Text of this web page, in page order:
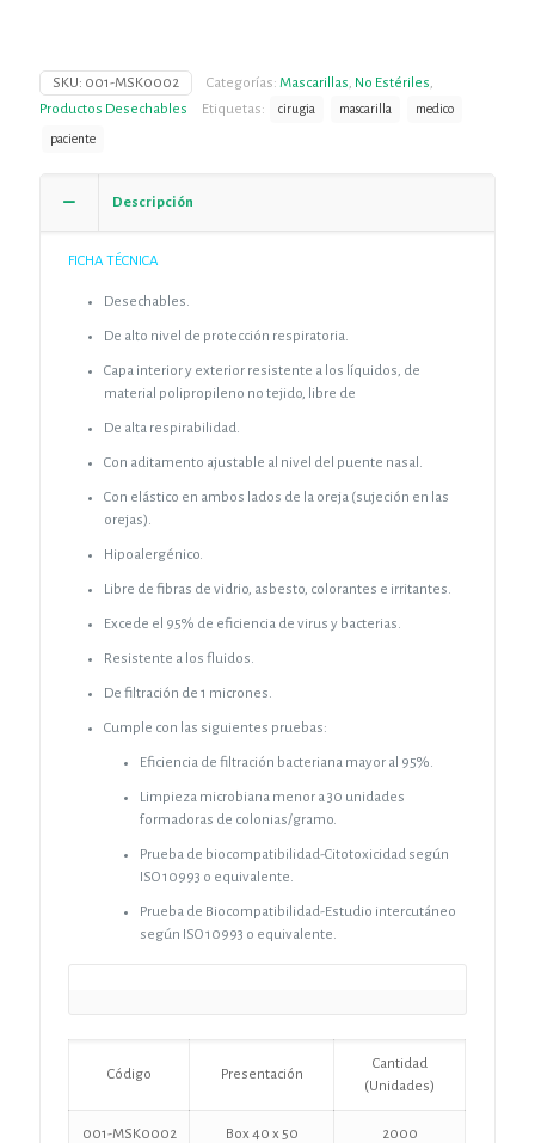
SKU: 001-MSK0002 Categorías: Mascarillas, No Estériles,
Productos Desechables
Etiquetas: cirugia mascarilla medico
paciente
Descripción
FICHA TÉCNICA
Desechables.
De alto nivel de protección respiratoria.
Capa interior y exterior resistente a los líquidos, de
material polipropileno no tejido, libre de
De alta respirabilidad.
Con aditamento ajustable al nivel del puente nasal.
Con elástico en ambos lados de la oreja (sujeción en las
orejas).
Hipoalergénico.
Libre de fibras de vidrio, asbesto, colorantes e irritantes.
Excede el 95% de eficiencia de virus y bacterias.
Resistente a los fluidos.
De filtración de 1 micrones.
Cumple con las siguientes pruebas:
Eficiencia de filtración bacteriana mayor al 95%.
Limpieza microbiana menor a 30 unidades
formadoras de colonias/gramo.
Prueba de biocompatibilidad-Citotoxicidad según
ISO 10993 o equivalente.
Prueba de Biocompatibilidad-Estudio intercutáneo
según ISO 10993 o equivalente.
Código Presentación
Cantidad
(Unidades)
001-MSK0002 Box 40 x 50 2000